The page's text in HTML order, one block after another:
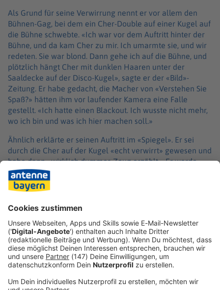
Als Grund für seine Verwirrung nennt er vor allem den
Bühnen-Gag, bei dem ein Cher-Double auf einer Kugel auf
die Bühne schwebte. «Ich war vor dem Auftritt hinter der
Bühne, und da kam Cher zu mir. Ich umarmte sie, und wir
redeten. Sie war blond. Dann gehe ich auf die Bühne, und
plötzlich hängt Cher mit dunklen Haaren unter der
Saaldecke auf der Disco-Kugel», sagte er der «Bild»-
Zeitung. Er habe gedacht, die Macher von «Verstehen Sie
Spaß?» hätten ihm vor laufender Kamera eine Falle
gestellt. «Ich hatte einen Blackout. Ich wusste nicht mehr,
wo ich bin und was ich hier machen soll.»
Ähnlich erklärte er seinen Auftritt im «Spiegel». Er sei
durch die Cher auf der Kugel «echt verwirrt» gewesen und
habe dann «wirklich dummes Zeug erzählt». Er werde
sich dennoch mit der letzten Ausgabe der RTL-Show
«Denn sie wissen nicht, was passiert» im Dezember «mit
stolzen 75 von der Show-Bühne verabschieden». Er
räumte aber auch ein: «Beim Bambi wusste ich tatsächlich